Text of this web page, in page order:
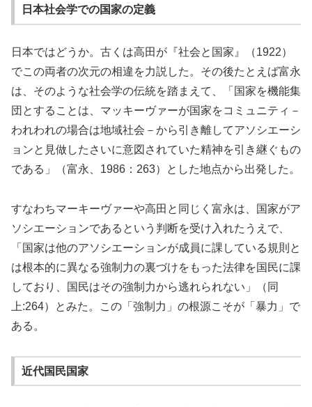
日本社会学での国家の定義
日本ではどうか。古くは高田が『社会と国家』（1922）
でこの両者の次元の相違を力説した。その後たとえば富永
は、そのような社会学の伝統を踏まえて、「国家を機能集
団とすることは、マッキーヴァーが国家をコミュニティ－
われわれの場合は地域社会－から引き離してアソシエーシ
ョンと見做したさいに意図されていた精神を引き継ぐもの
である」（富永、1986：263）とした地点から出発した。
すなわちマーキーヴァーや高田と同じく富永は、国家がア
ソシエーションであるという判断を受け入れたうえで、
「国家は他のアソシエーションが成員に課している規則と
は根本的に異なる強制力の裏づけをもった法律を国民に課
しており、国民はその強制力から逃れられない」（同
上:264）とみた。この「強制力」の根源こそが「暴力」で
ある。
近代国民国家